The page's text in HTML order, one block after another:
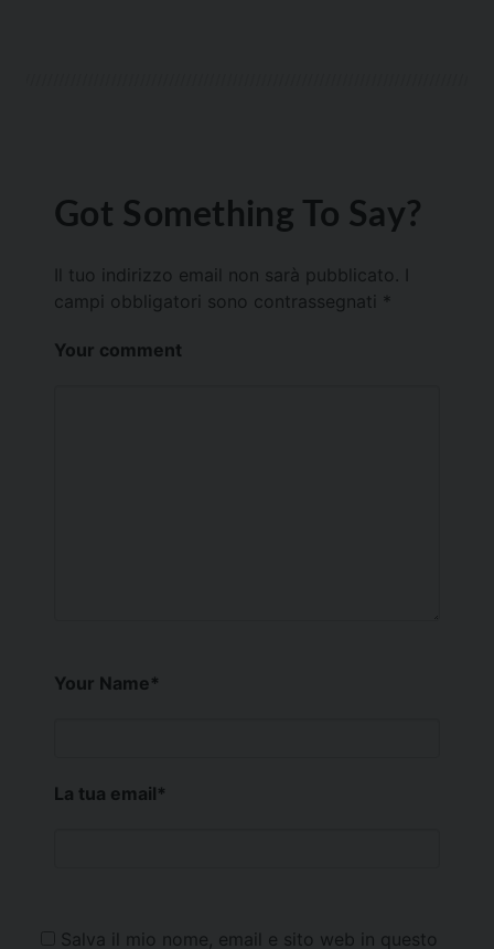
Got Something To Say?
Il tuo indirizzo email non sarà pubblicato.
campi obbligatori sono contrassegnati *
Your comment
Your Name*
La tua email*
Salva il mio nome, email e sito web in questo